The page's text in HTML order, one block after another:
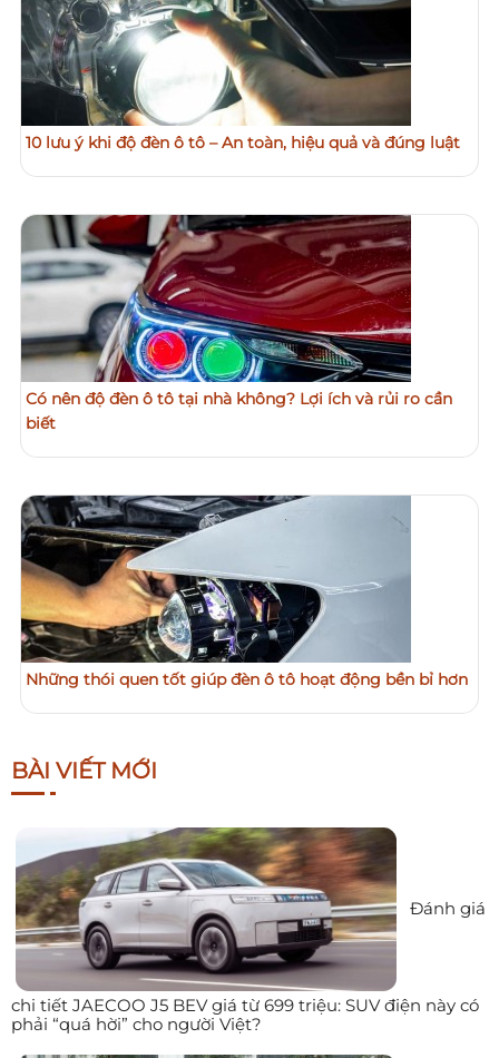
10 lưu ý khi độ đèn ô tô – An toàn, hiệu quả và đúng luật
Có nên độ đèn ô tô tại nhà không? Lợi ích và rủi ro cần
biết
Những thói quen tốt giúp đèn ô tô hoạt động bền bỉ hơn
BÀI VIẾT MỚI
Đánh giá
chi tiết JAECOO J5 BEV giá từ 699 triệu: SUV điện này có
phải “quá hời” cho người Việt?